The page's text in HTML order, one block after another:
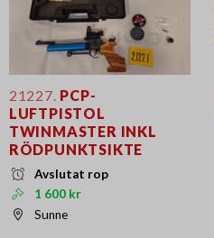
21227. PCP-
LUFTPISTOL
TWINMASTER INKL
RÖDPUNKTSIKTE
Avslutat rop
1 600 kr
Sunne